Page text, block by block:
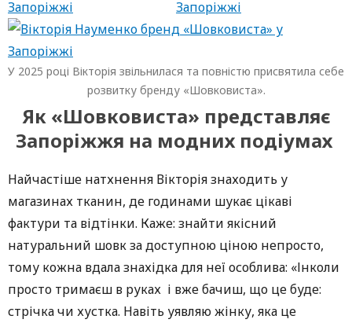
У 2025 році Вікторія звільнилася та повністю присвятила себе
розвитку бренду «Шовковиста».
Як «Шовковиста» представляє
Запоріжжя на модних подіумах
Найчастіше натхнення Вікторія знаходить у
магазинах тканин, де годинами шукає цікаві
фактури та відтінки. Каже: знайти якісний
натуральний шовк за доступною ціною непросто,
тому кожна вдала знахідка для неї особлива: «Інколи
просто тримаєш в руках і вже бачиш, що це буде:
стрічка чи хустка. Навіть уявляю жінку, яка це